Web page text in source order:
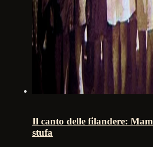
Il canto delle filandere:
stufa